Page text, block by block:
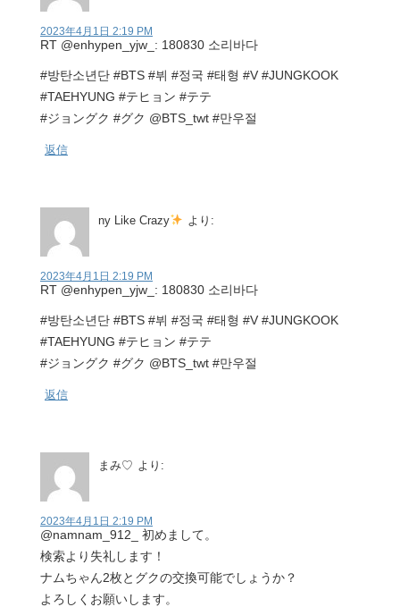
2023年4月1日 2:19 PM
RT @enhypen_yjw_: 180830 소리바다
#방탄소년단 #BTS #뷔 #정국 #태형 #V #JUNGKOOK
#TAEHYUNG #テヒョン #テテ
#ジョングク #グク @BTS_twt #만우절
返信
ny Like Crazy より:
2023年4月1日 2:19 PM
RT @enhypen_yjw_: 180830 소리바다
#방탄소년단 #BTS #뷔 #정국 #태형 #V #JUNGKOOK
#TAEHYUNG #テヒョン #テテ
#ジョングク #グク @BTS_twt #만우절
返信
まみ♡ より:
2023年4月1日 2:19 PM
@namnam_912_ 初めまして。
検索より失礼します！
ナムちゃん2枚とグクの交換可能でしょうか？
よろしくお願いします。